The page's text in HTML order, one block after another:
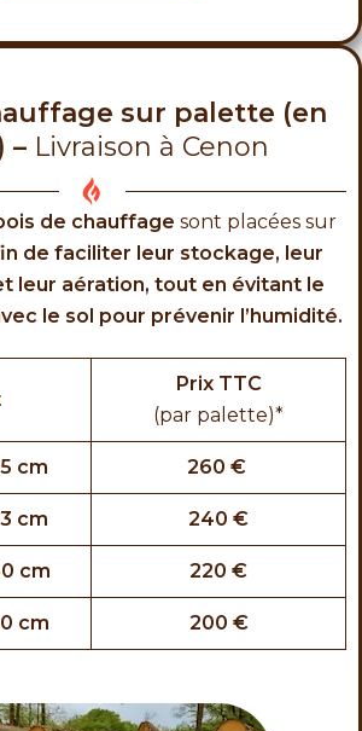
sur palette (en
– Livraison à Cenon
de chauffage sont placées sur
de faciliter leur stockage, leur
leur aération, tout en évitant le
le sol pour prévenir l’humidité.
Prix TTC
(par palette)*
cm 260 €
cm 240 €
cm 220 €
cm 200 €